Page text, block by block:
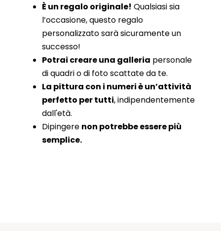
È un regalo originale! Qualsiasi sia
l’occasione, questo regalo
personalizzato sarà sicuramente un
successo!
Potrai creare una galleria personale
di quadri o di foto scattate da te.
La pittura con i numeri è un’attività
perfetto per tutti, indipendentemente
dall'età.
Dipingere non potrebbe essere più
semplice.